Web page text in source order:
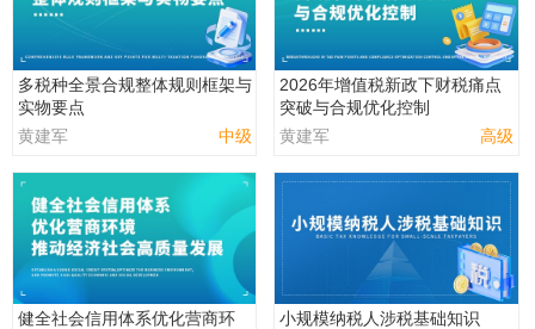
多税种全景合规整体规则框架与
实物要点
黄建军
中级
2026年增值税新政下财税痛点
突破与合规优化控制
黄建军
高级
健全社会信用体系优化营商环
小规模纳税人涉税基础知识